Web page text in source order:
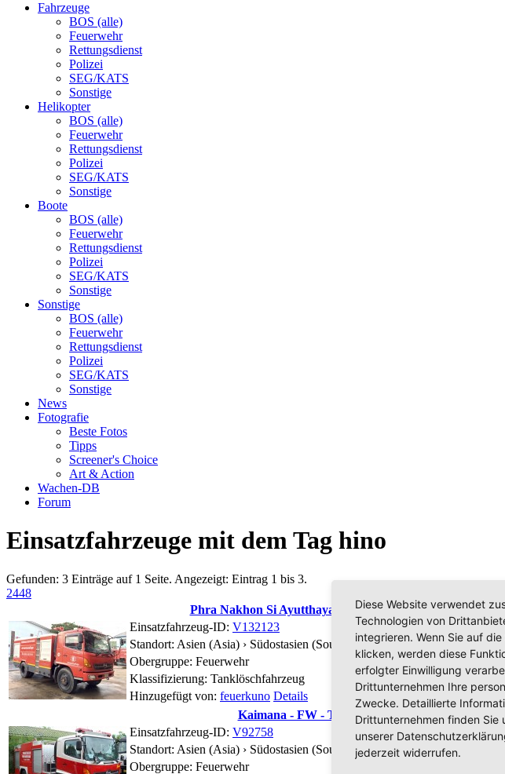
Fahrzeuge
BOS (alle)
Feuerwehr
Rettungsdienst
Polizei
SEG/KATS
Sonstige
Helikopter
BOS (alle)
Feuerwehr
Rettungsdienst
Polizei
SEG/KATS
Sonstige
Boote
BOS (alle)
Feuerwehr
Rettungsdienst
Polizei
SEG/KATS
Sonstige
Sonstige
BOS (alle)
Feuerwehr
Rettungsdienst
Polizei
SEG/KATS
Sonstige
News
Fotografie
Beste Fotos
Tipps
Screener's Choice
Art & Action
Wachen-DB
Forum
Einsatzfahrzeuge mit dem Tag hino
Gefunden: 3 Einträge auf 1 Seite. Angezeigt: Eintrag 1 bis 3.
2448
Phra Nakhon Si Ayutthaya - FW - TLF
Einsatzfahrzeug-ID: V132123
Standort: Asien (Asia) › Südostasien (Southeastern Asia) › Thailand
Obergruppe: Feuerwehr
Klassifizierung: Tanklöschfahrzeug
Hinzugefügt von: feuerkuno Details
Kaimana - FW - TLF
Einsatzfahrzeug-ID: V92758
Standort: Asien (Asia) › Südostasien (Southeastern Asia) ›Indonesien
Obergruppe: Feuerwehr
Diese Website verwendet
Technologien von
integrieren. Wenn Sie auf
klicken, werden diese
erfolgter Einwilligung
Drittunternehmen Ihre
Zwecke. Detaillierte
Drittunternehmen finden Sie
unserer
jederzeit widerrufen.